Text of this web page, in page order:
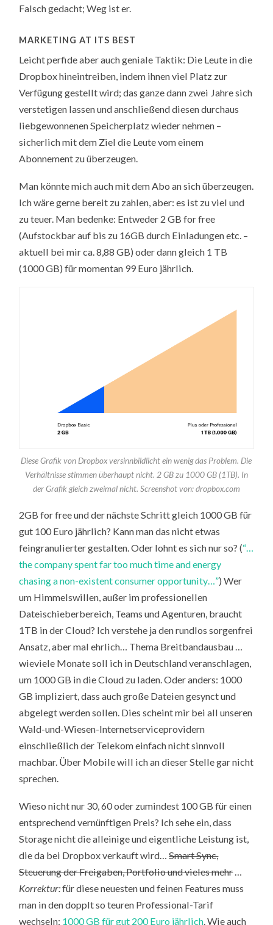
Falsch gedacht; Weg ist er.
MARKETING AT ITS BEST
Leicht perfide aber auch geniale Taktik: Die Leute in die
Dropbox hineintreiben, indem ihnen viel Platz zur
Verfügung gestellt wird; das ganze dann zwei Jahre sich
verstetigen lassen und anschließend diesen durchaus
liebgewonnenen Speicherplatz wieder nehmen –
sicherlich mit dem Ziel die Leute vom einem
Abonnement zu überzeugen.
Man könnte mich auch mit dem Abo an sich überzeugen.
Ich wäre gerne bereit zu zahlen, aber: es ist zu viel und
zu teuer. Man bedenke: Entweder 2 GB for free
(Aufstockbar auf bis zu 16GB durch Einladungen etc. –
aktuell bei mir ca. 8,88 GB) oder dann gleich 1 TB
(1000 GB) für momentan 99 Euro jährlich.
Diese Grafik von Dropbox versinnbildlicht ein wenig das Problem. Die
Verhältnisse stimmen überhaupt nicht. 2 GB zu 1000 GB (1TB). In
der Grafik gleich zweimal nicht. Screenshot von: dropbox.com
2GB for free und der nächste Schritt gleich 1000 GB für
gut 100 Euro jährlich? Kann man das nicht etwas
feingranulierter gestalten. Oder lohnt es sich nur so? (“…
the company spent far too much time and energy
chasing a non-existent consumer opportunity…”) Wer
um Himmelswillen, außer im professionellen
Dateischieberbereich, Teams und Agenturen, braucht
1TB in der Cloud? Ich verstehe ja den rundlos sorgenfrei
Ansatz, aber mal ehrlich… Thema Breitbandausbau …
wieviele Monate soll ich in Deutschland veranschlagen,
um 1000 GB in die Cloud zu laden. Oder anders: 1000
GB impliziert, dass auch große Dateien gesynct und
abgelegt werden sollen. Dies scheint mir bei all unseren
Wald-und-Wiesen-Internetserviceprovidern
einschließlich der Telekom einfach nicht sinnvoll
machbar. Über Mobile will ich an dieser Stelle gar nicht
sprechen.
Wieso nicht nur 30, 60 oder zumindest 100 GB für einen
entsprechend vernünftigen Preis? Ich sehe ein, dass
Storage nicht die alleinige und eigentliche Leistung ist,
die da bei Dropbox verkauft wird…Smart Sync,
Steuerung der Freigaben, Portfolio und vieles mehr…
Korrektur:für diese neuesten und feinen Features muss
man in den dopplt so teuren Professional-Tarif
wechseln: 1000 GB für gut 200 Euro jährlich . Wie auch